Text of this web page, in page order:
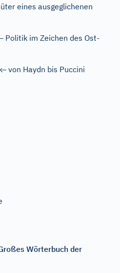
eines ausgeglichenen
Politik im Zeichen des Ost-
von Haydn bis Puccini
Wörterbuch der